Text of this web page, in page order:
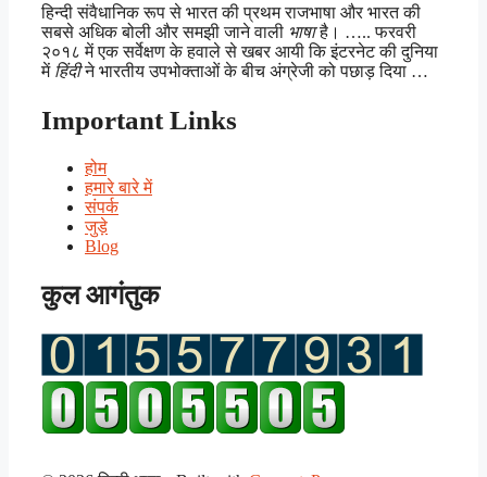
हिन्दी संवैधानिक रूप से भारत की प्रथम राजभाषा और भारत की
सबसे अधिक बोली और समझी जाने वाली भाषाहै। ….. फरवरी
२०१८ में एक सर्वेक्षण के हवाले से खबर आयी कि इंटरनेट की दुनिया
में हिंदीने भारतीय उपभोक्ताओं के बीच अंग्रेजी को पछाड़ दिया …
Important Links
होम
हमारे बारे में
संपर्क
जुड़े
Blog
कुल आगंतुक